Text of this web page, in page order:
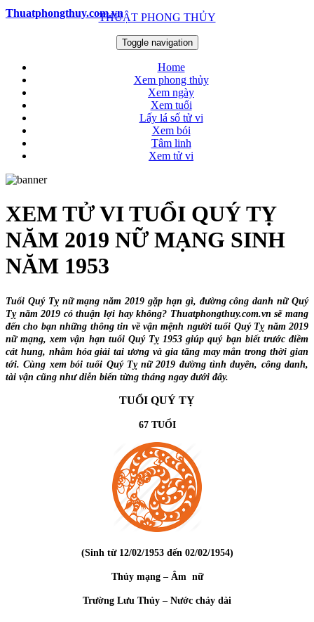
THUẬT PHONG THỦY
Thuatphongthuy.com.vn
Toggle navigation
Home
Xem phong thủy
Xem ngày
Xem tuổi
Lấy lá số tử vi
Xem bói
Tâm linh
Xem tử vi
XEM TỬ VI TUỔI QUÝ TỴ
NĂM 2019 NỮ MẠNG SINH
NĂM 1953
Tuổi Quý Tỵ nữ mạng năm 2019 gặp hạn gì, đường công danh nữ Quý
Tỵ năm 2019 có thuận lợi hay không? Thuatphongthuy.com.vn sẽ mang
đến cho bạn những thông tin về vận mệnh người tuổi Quý Tỵ năm 2019
nữ mạng, xem vận hạn tuổi Quý Tỵ 1953 giúp quý bạn biết trước điềm
cát hung, nhằm hóa giải tai ương và gia tăng may mắn trong thời gian
tới. Cùng xem bói tuổi Quý Tỵ nữ 2019 đường tình duyên, công danh,
tài vận cũng như diễn biến từng tháng ngay dưới đây.
TUỔI QUÝ TỴ
67 TUỔI
(Sinh từ 12/02/1953 đến 02/02/1954)
Thủy mạng – Âm nữ
Trường Lưu Thủy – Nước chảy dài